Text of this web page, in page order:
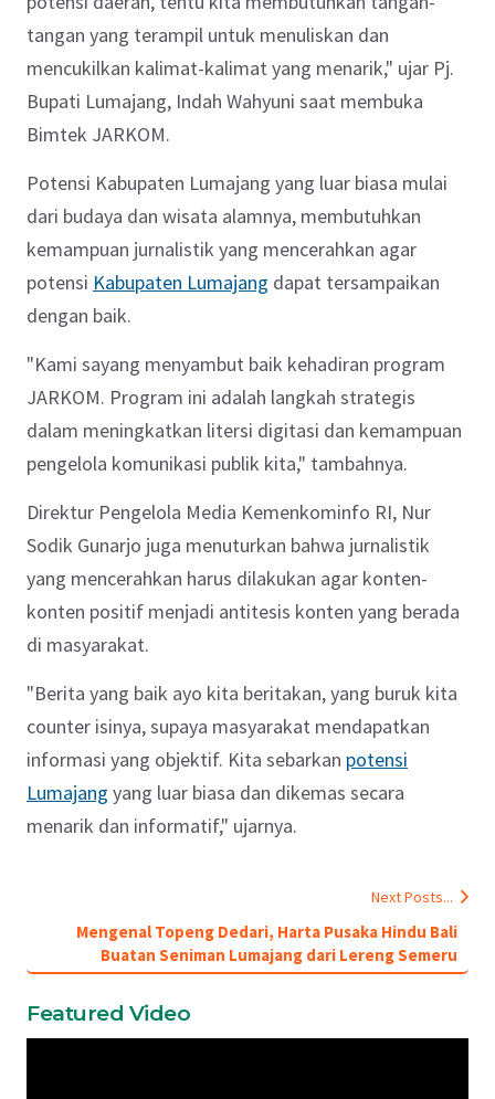
tangan yang terampil untuk menuliskan dan
mencukilkan kalimat-kalimat yang menarik," ujar Pj.
Bupati Lumajang, Indah Wahyuni saat membuka
Bimtek JARKOM.
Potensi Kabupaten Lumajang yang luar biasa mulai
dari budaya dan wisata alamnya, membutuhkan
kemampuan jurnalistik yang mencerahkan agar
potensi Kabupaten Lumajang dapat tersampaikan
dengan baik.
"Kami sayang menyambut baik kehadiran program
JARKOM. Program ini adalah langkah strategis
dalam meningkatkan litersi digitasi dan kemampuan
pengelola komunikasi publik kita," tambahnya.
Direktur Pengelola Media Kemenkominfo RI, Nur
Sodik Gunarjo juga menuturkan bahwa jurnalistik
yang mencerahkan harus dilakukan agar konten-
konten positif menjadi antitesis konten yang berada
di masyarakat.
"Berita yang baik ayo kita beritakan, yang buruk kita
counter isinya, supaya masyarakat mendapatkan
informasi yang objektif. Kita sebarkan potensi
Lumajang yang luar biasa dan dikemas secara
menarik dan informatif," ujarnya.
Next Posts...
Mengenal Topeng Dedari, Harta Pusaka Hindu Bali
Buatan Seniman Lumajang dari Lereng Semeru
Featured Video